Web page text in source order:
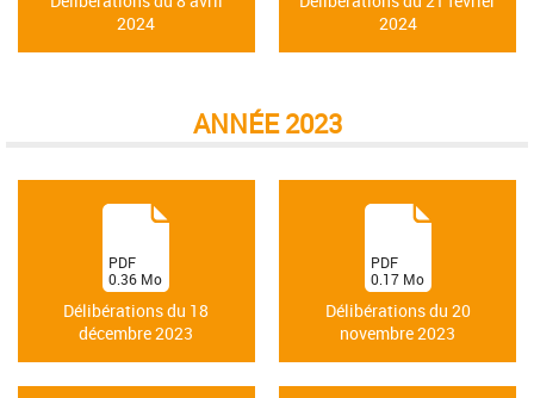
2024
2024
ANNÉE 2023
Délibérations du 18
décembre 2023
(PDF
0.36 Mo
)
Délibérations du 20
novembre 2023
(PDF
0.17 Mo
)